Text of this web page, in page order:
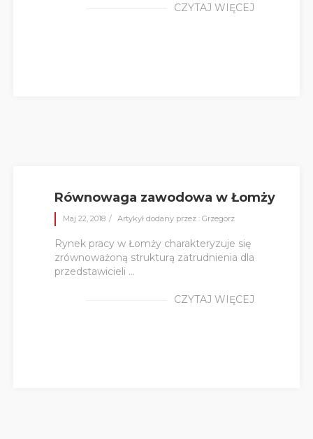
CZYTAJ WIĘCEJ
Równowaga zawodowa w Łomży
Maj 22, 2018 Artykył dodany przez : Grzegorz
Rynek pracy w Łomży charakteryzuje się
zrównoważoną strukturą zatrudnienia dla
przedstawicieli ...
CZYTAJ WIĘCEJ